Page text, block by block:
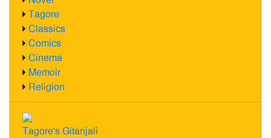
Tagore
Classics
Comics
Cinema
Memoir
Religion
Tagore's Gitanjali